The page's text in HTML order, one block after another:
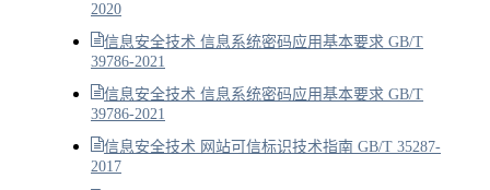
2020
信息安全技术 信息系统密码应用基本要求 GB/T
39786-2021
信息安全技术 信息系统密码应用基本要求 GB/T
39786-2021
信息安全技术 网站可信标识技术指南 GB/T 35287-
2017